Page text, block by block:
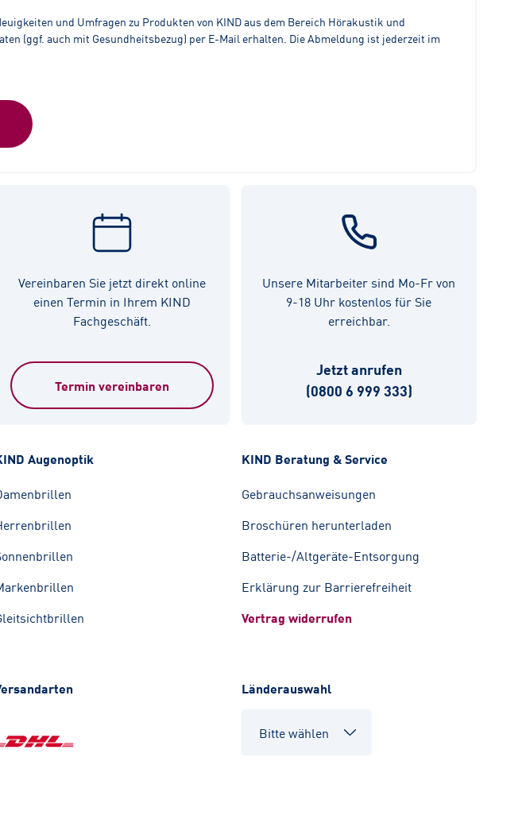
und Umfragen zu Produkten von KIND aus dem Bereich Hörakustik und
(ggf. auch mit Gesundheitsbezug) per E-Mail erhalten. Die Abmeldung ist jederzeit im
Vereinbaren Sie jetzt direkt online
einen Termin in Ihrem KIND
Fachgeschäft.
Termin vereinbaren
Unsere Mitarbeiter sind Mo-Fr von
9-18 Uhr kostenlos für Sie
erreichbar.
Jetzt anrufen
(0800 6 999 333)
Augenoptik
KIND Beratung & Service
Gebrauchsanweisungen
Broschüren herunterladen
Batterie-/Altgeräte-Entsorgung
Erklärung zur Barrierefreiheit
Vertrag widerrufen
Länderauswahl